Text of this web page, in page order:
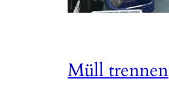
Müll trennen